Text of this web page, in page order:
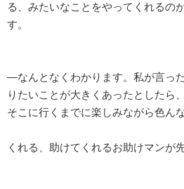
る、みたいなことをやってくれるの
す。
―なんとなくわかります。私が言っ
りたいことが大きくあったとしたら
そこに行くまでに楽しみながら色
くれる、助けてくれるお助けマンが先